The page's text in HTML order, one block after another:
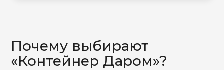
Почему выбирают
«Контейнер Даром»?